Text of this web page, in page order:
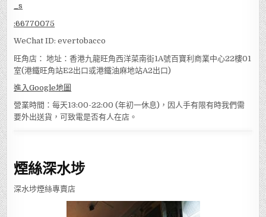
:66770075
WeChat ID: evertobacco
旺角店： 地址：香港九龍旺角西洋菜南街1A號百寶利商業中心22樓01
室(港鐵旺角站E2出口或港鐵油麻地站A2出口)
進入Google地圖
營業時間：每天13:00-22:00 (年初一休息)，因人手有限有時我們需
要外出送貨，可致電是否有人在店。
煙絲深水埗
深水埗煙絲專賣店